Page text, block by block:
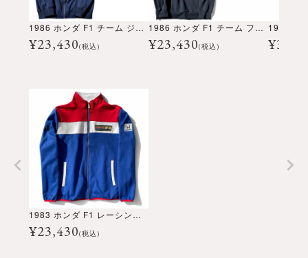
1986 ホンダ F1 チーム ジッパージャケット
¥23,430(税込)
1986 ホンダ F1 チーム フーディ
¥23,430(税込) ¥
1983 ホンダ F1 レーシング チーム ジッパージャケット
¥23,430(税込)